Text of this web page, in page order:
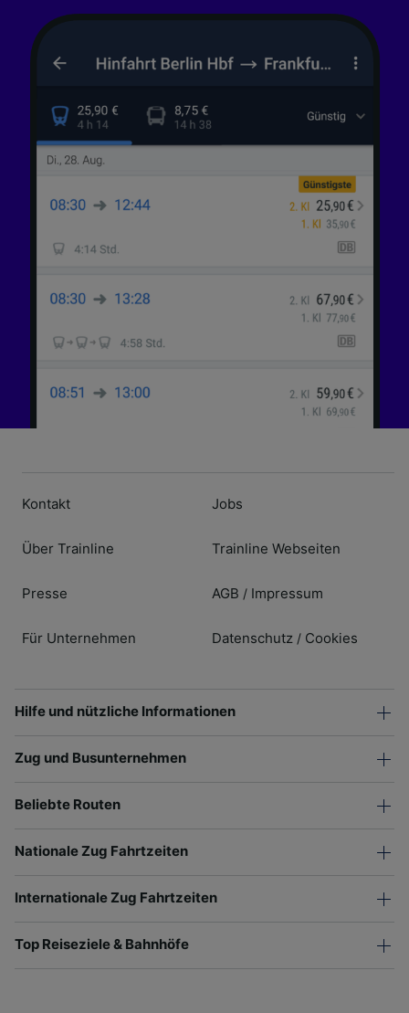
Kontakt
Über Trainline
Presse
Für Unternehmen
Jobs
Trainline Webseiten
AGB / Impressum
Datenschutz / Cookies
Hilfe und nützliche Informationen
Zug und Busunternehmen
Beliebte Routen
Nationale Zug Fahrtzeiten
Internationale Zug Fahrtzeiten
Top Reiseziele & Bahnhöfe